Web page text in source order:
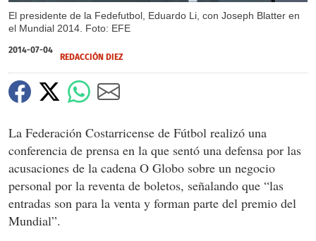
El presidente de la Fedefutbol, Eduardo Li, con Joseph Blatter en
el Mundial 2014. Foto: EFE
2014-07-04
REDACCIÓN DIEZ
La Federación Costarricense de Fútbol realizó una
conferencia de prensa en la que sentó una defensa por las
acusaciones de la cadena O Globo sobre un negocio
personal por la reventa de boletos, señalando que “las
entradas son para la venta y forman parte del premio del
Mundial”.